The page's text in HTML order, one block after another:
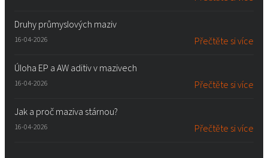
Druhy průmyslových maziv
16-04-2026 Přečtěte si více
Úloha EP a AW aditiv v mazivech
16-04-2026 Přečtěte si více
Jak a proč maziva stárnou?
16-04-2026 Přečtěte si více